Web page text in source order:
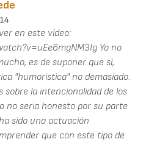
en este vídeo:
Yo no
es de suponer que sí,
"humoristica" no demasiado.
sobre la intencionalidad de los
no seria honesto por su parte
sido una actuación
que con este tipo de